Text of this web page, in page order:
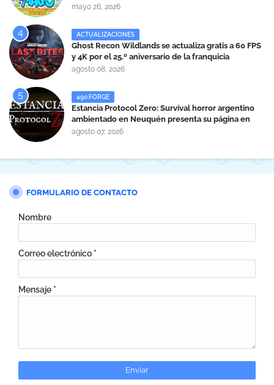
mayo 26, 2026
ACTUALIZACIONES
Ghost Recon Wildlands se actualiza gratis a 60 FPS
y 4K por el 25.º aniversario de la franquicia
agosto 08, 2026
490 FORGE
Estancia Protocol Zero: Survival horror argentino
ambientado en Neuquén presenta su página en
Steam
agosto 07, 2026
FORMULARIO DE CONTACTO
Nombre
Correo electrónico *
Mensaje *